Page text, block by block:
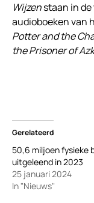
Wijzenstaan in
audioboeken van
Potter and the
the Prisoner of
Gerelateerd
50,6 miljoen fysieke
uitgeleend in 2023
25 januari 2024
In "Nieuws"